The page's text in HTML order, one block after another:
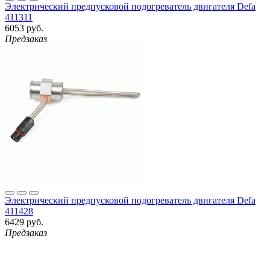
Электрический предпусковой подогреватель двигателя Defa
411311
6053 руб.
Предзаказ
Электрический предпусковой подогреватель двигателя Defa
411428
6429 руб.
Предзаказ